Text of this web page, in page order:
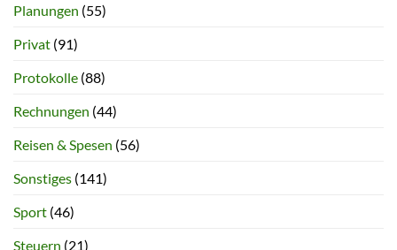
Planungen (55)
Privat (91)
Protokolle (88)
Rechnungen (44)
Reisen & Spesen (56)
Sonstiges (141)
Sport (46)
Steuern (21)